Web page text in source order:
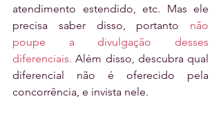
atendimento estendido, etc. Mas ele
precisa saber disso, portanto não
poupe a divulgação desses
diferenciais. Além disso, descubra qual
diferencial não é oferecido pela
concorrência, e invista nele.